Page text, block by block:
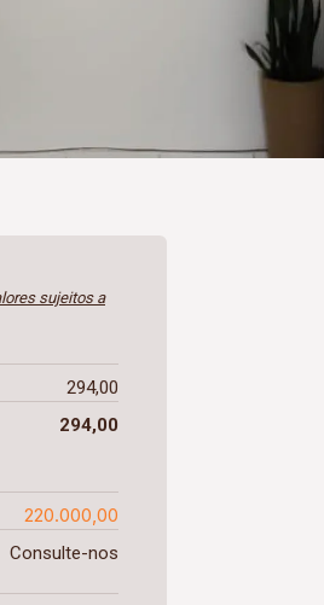
sujeitos a
294,00
294,00
220.000,00
Consulte-nos